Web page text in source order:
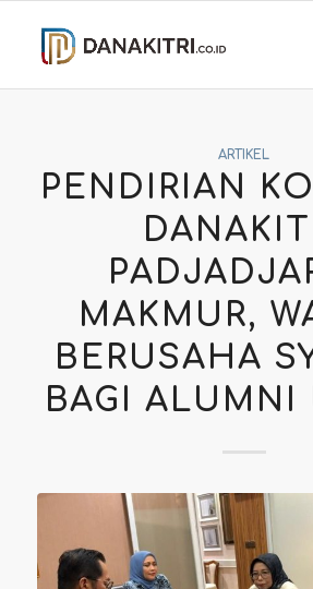
ARTIKEL
PENDIRIAN
MAKMUR,
BERUSAHA
BAGI ALUMNI